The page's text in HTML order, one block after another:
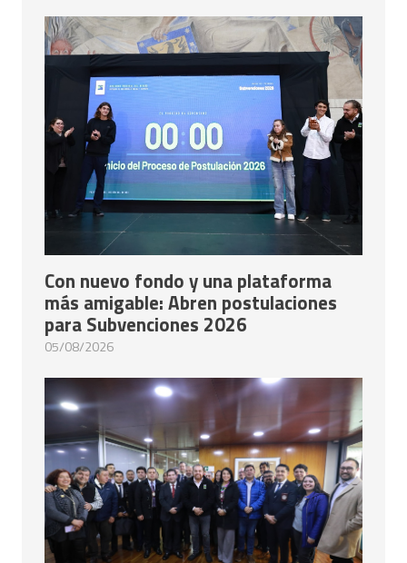
Con nuevo fondo y una plataforma
más amigable: Abren postulaciones
para Subvenciones 2026
05/08/2026